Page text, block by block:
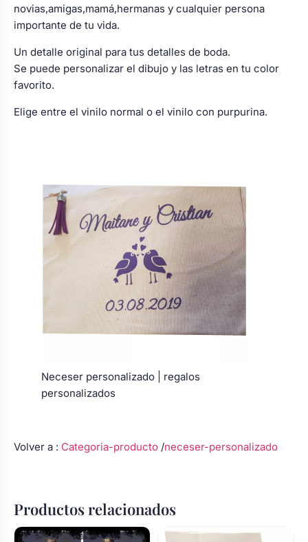
novias,amigas,mamá,hermanas y cualquier persona
importante de tu vida.
Un detalle original para tus detalles de boda.
Se puede personalizar el dibujo y las letras en tu color
favorito.
Elige entre el vinilo normal o el vinilo con purpurina.
Neceser personalizado | regalos
personalizados
Volver a : Categoria-producto /neceser-personalizado
Productos relacionados